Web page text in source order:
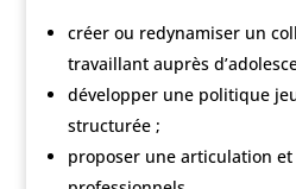
créer ou redynamiser un
travaillant auprès
développer une politique
structurée ;
proposer une articulation